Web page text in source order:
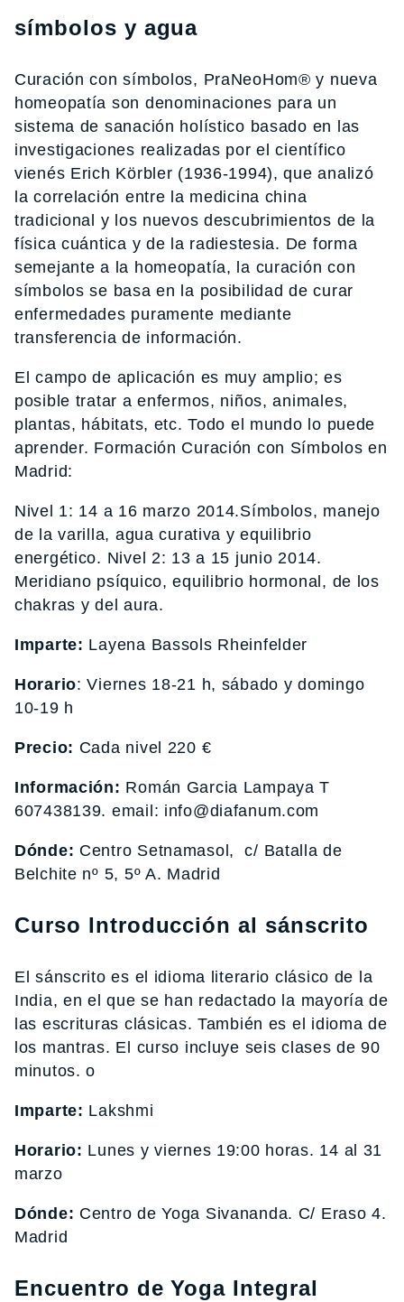
símbolos y agua
Curación con símbolos, PraNeoHom® y nueva
homeopatía son denominaciones para un
sistema de sanación holístico basado en las
investigaciones realizadas por el científico
vienés Erich Körbler (1936-1994), que analizó
la correlación entre la medicina china
tradicional y los nuevos descubrimientos de la
física cuántica y de la radiestesia. De forma
semejante a la homeopatía, la curación con
símbolos se basa en la posibilidad de curar
enfermedades puramente mediante
transferencia de información.
El campo de aplicación es muy amplio; es
posible tratar a enfermos, niños, animales,
plantas, hábitats, etc. Todo el mundo lo puede
aprender. Formación Curación con Símbolos en
Madrid:
Nivel 1: 14 a 16 marzo 2014.Símbolos, manejo
de la varilla, agua curativa y equilibrio
energético. Nivel 2: 13 a 15 junio 2014.
Meridiano psíquico, equilibrio hormonal, de los
chakras y del aura.
Imparte: Layena Bassols Rheinfelder
Horario: Viernes 18-21 h, sábado y domingo
10-19 h
Precio: Cada nivel 220 €
Información: Román Garcia Lampaya T
607438139. email: info@diafanum.com
Dónde: Centro Setnamasol, c/ Batalla de
Belchite nº 5, 5º A. Madrid
Curso Introducción al sánscrito
El sánscrito es el idioma literario clásico de la
India, en el que se han redactado la mayoría de
las escrituras clásicas. También es el idioma de
los mantras. El curso incluye seis clases de 90
minutos. o
Imparte: Lakshmi
Horario: Lunes y viernes 19:00 horas. 14 al 31
marzo
Dónde: Centro de Yoga Sivananda. C/ Eraso 4.
Madrid
Encuentro de Yoga Integral